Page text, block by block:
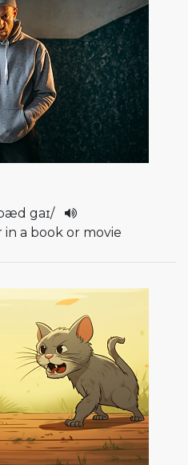
gaɪ/
a book or movie